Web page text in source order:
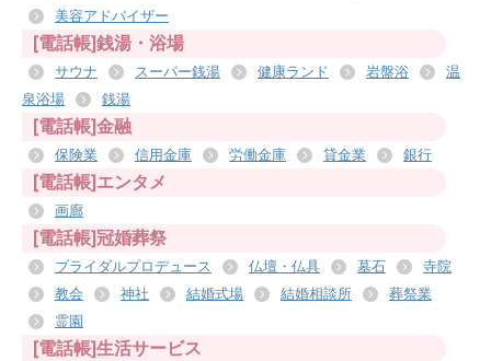
美容アドバイザー
[電話帳]銭湯・浴場
サウナ スーパー銭湯 健康ランド 岩盤浴
温
泉浴場
銭湯
[電話帳]金融
保険業 信用金庫 労働金庫 貸金業 銀行
[電話帳]エンタメ
画廊
[電話帳]冠婚葬祭
ブライダルプロデュース 仏壇・仏具 墓石
寺院
教会
神社 結婚式場 結婚相談所
葬祭業
霊園
[電話帳]生活サービス